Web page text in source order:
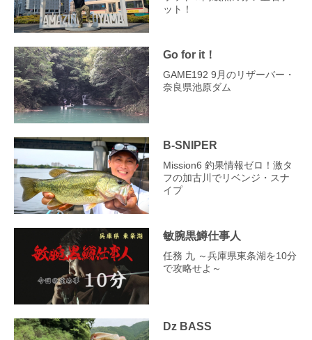
ット！
Go for it！
GAME192 9月のリザーバー・
奈良県池原ダム
B-SNIPER
Mission6 釣果情報ゼロ！激タ
フの加古川でリベンジ・スナ
イプ
敏腕黒鱒仕事人
任務 九 ～兵庫県東条湖を10分
で攻略せよ～
Dz BASS